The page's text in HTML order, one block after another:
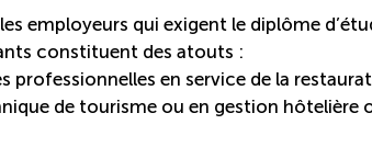
employeurs qui exigent le diplôme
constituent des atouts :
professionnelles en service de la
de tourisme ou en gestion hôtelière